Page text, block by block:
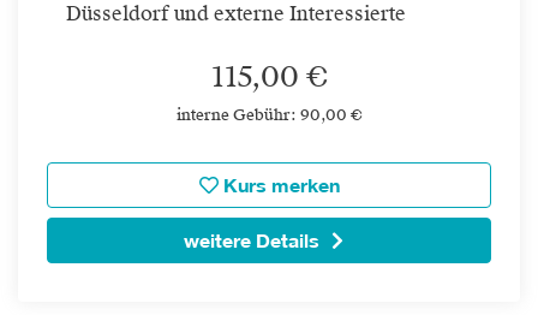
Düsseldorf und externe Interessierte
115,00 €
interne Gebühr: 90,00 €
Kurs merken
weitere Details